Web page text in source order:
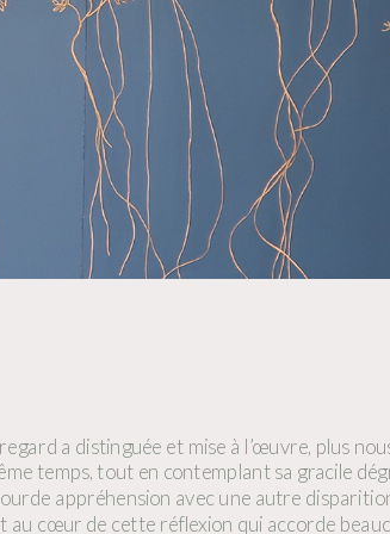
a distinguée et mise à l’œuvre, plus
temps, tout en contemplant sa gracile
appréhension avec une autre
au cœur de cette réflexion qui accorde